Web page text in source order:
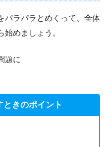
パラパラとめくって、全体
めましょう。
題に
きのポイント